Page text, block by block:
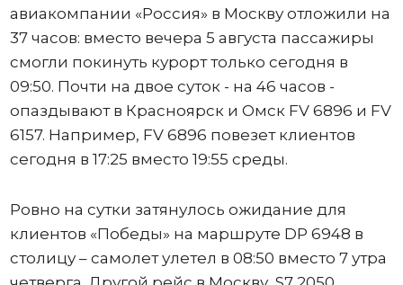
авиакомпании «Россия» в Москву отложили на
37 часов: вместо вечера 5 августа пассажиры
смогли покинуть курорт только сегодня в
09:50. Почти на двое суток - на 46 часов -
опаздывают в Красноярск и Омск FV 6896 и FV
6157. Например, FV 6896 повезет клиентов
сегодня в 17:25 вместо 19:55 среды.
Ровно на сутки затянулось ожидание для
клиентов «Победы» на маршруте DP 6948 в
столицу – самолет улетел в 08:50 вместо 7 утра